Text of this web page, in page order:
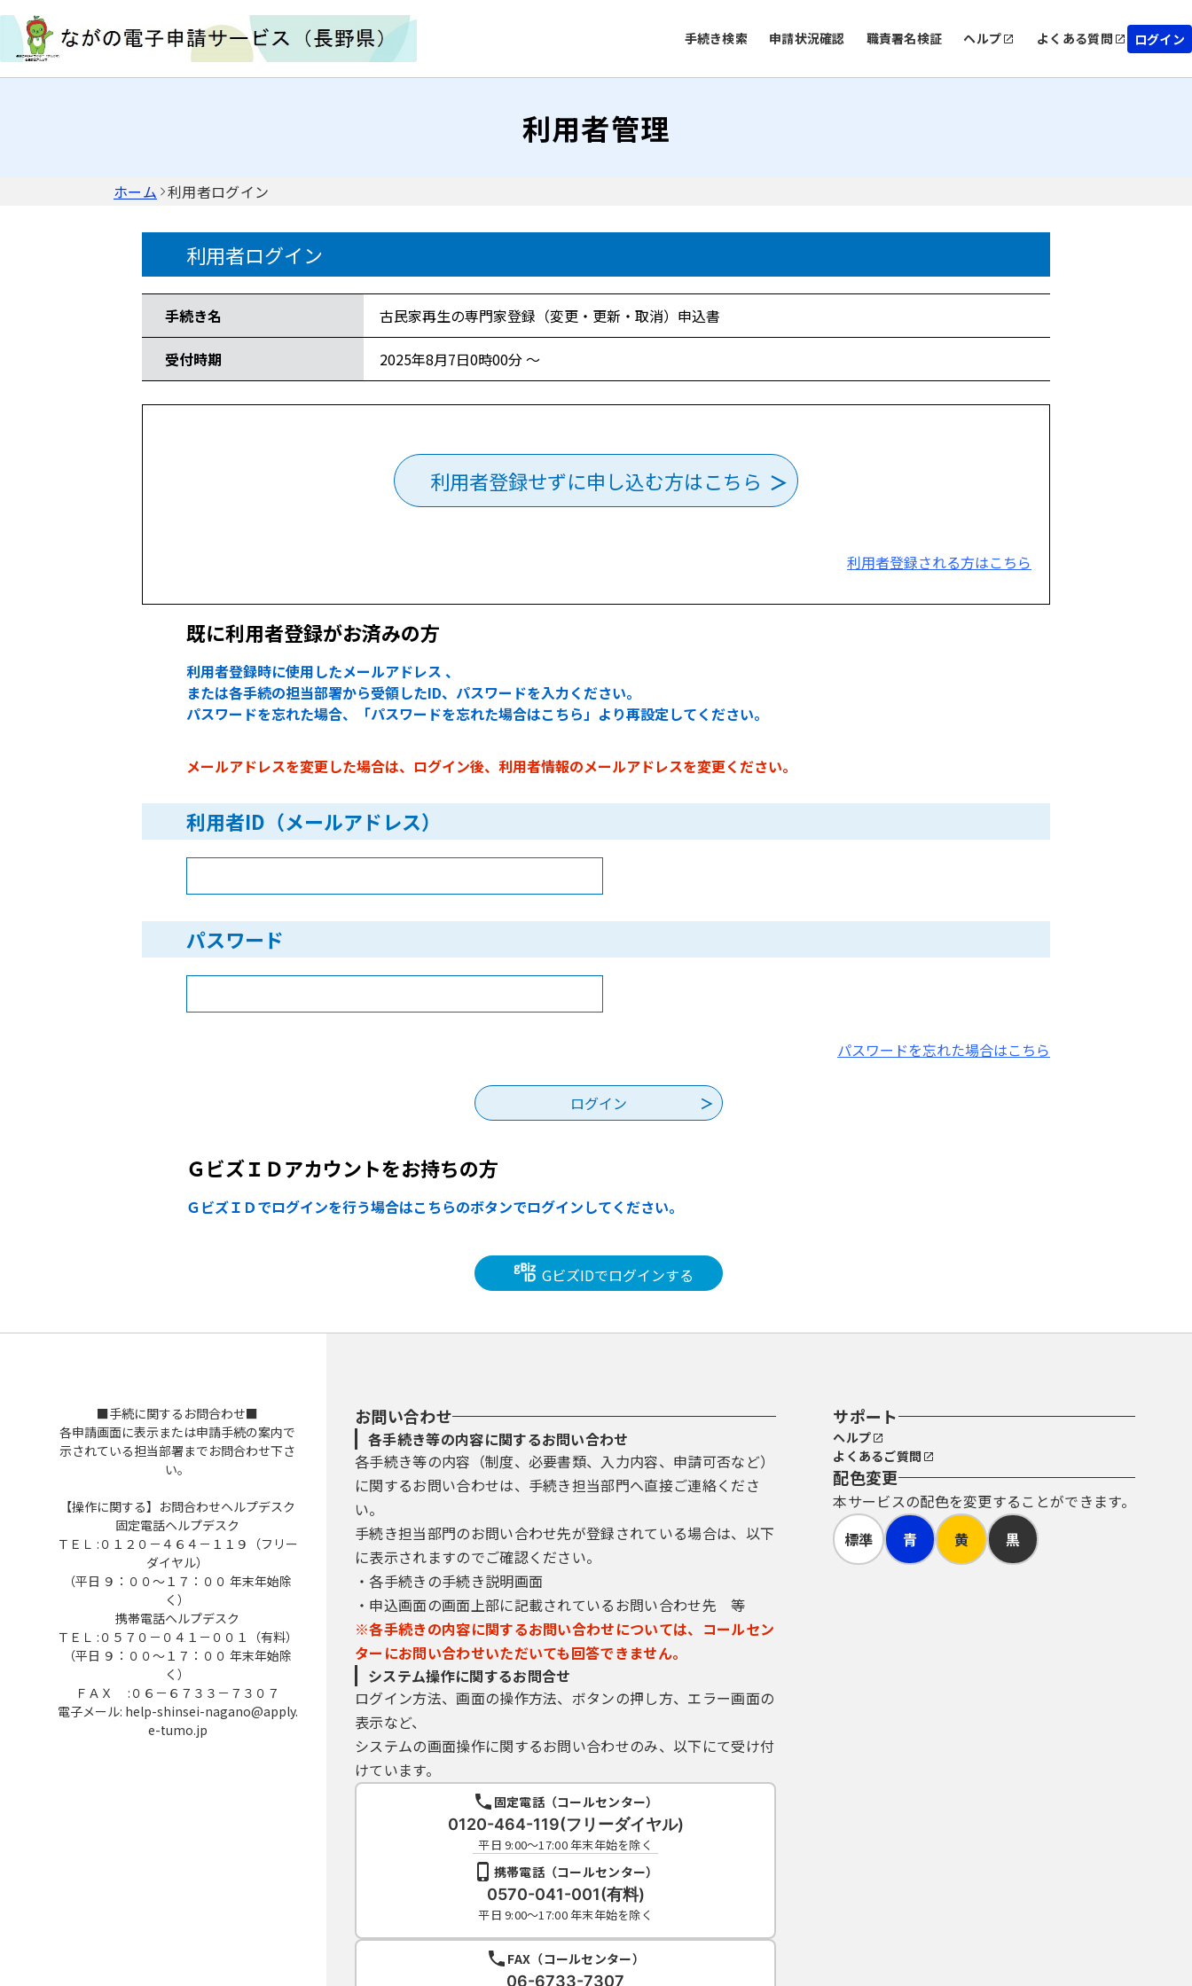
手続き検索 申請状況確認 職責署名検証 ヘルプ よくある質問 ログイン
利用者管理
ホーム 利用者ログイン
利用者ログイン
手続き名 古民家再生の専門家登録（変更・更新・取消）申込書
受付時期 2025年8月7日0時00分 ～
利用者登録せずに申し込む方はこちら
利用者登録される方はこちら
既に利用者登録がお済みの方
利用者登録時に使用したメールアドレス 、
または各手続の担当部署から受領したID、パスワードを入力ください。
パスワードを忘れた場合、「パスワードを忘れた場合はこちら」より再設定してください。
メールアドレスを変更した場合は、ログイン後、利用者情報のメールアドレスを変更ください。
利用者ID（メールアドレス）
パスワード
パスワードを忘れた場合はこちら
ＧビズＩＤアカウントをお持ちの方
ＧビズＩＤでログインを行う場合はこちらのボタンでログインしてください。
GビズIDでログインする
■手続に関するお問合わせ■
各申請画面に表示または申請手続の案内で
示されている担当部署までお問合わせ下さ
い。
【操作に関する】お問合わせヘルプデスク
固定電話ヘルプデスク
ＴＥＬ :０１２０－４６４－１１９（フリー
ダイヤル）
（平日 ９：００～１７：００ 年末年始除
く）
携帯電話ヘルプデスク
ＴＥＬ :０５７０－０４１－００１（有料）
（平日 ９：００～１７：００ 年末年始除
く）
ＦＡＸ :０６－６７３３－７３０７
電子メール: help-shinsei-nagano@apply.
e-tumo.jp
お問い合わせ
各手続き等の内容に関するお問い合わせ
各手続き等の内容（制度、必要書類、入力内容、申請可否など）
に関するお問い合わせは、手続き担当部門へ直接ご連絡くださ
い。
手続き担当部門のお問い合わせ先が登録されている場合は、以下
に表示されますのでご確認ください。
・各手続きの手続き説明画面
・申込画面の画面上部に記載されているお問い合わせ先 等
※各手続きの内容に関するお問い合わせについては、コールセン
ターにお問い合わせいただいても回答できません。
システム操作に関するお問合せ
ログイン方法、画面の操作方法、ボタンの押し方、エラー画面の
表示など、
システムの画面操作に関するお問い合わせのみ、以下にて受け付
けています。
固定電話（コールセンター）
0120-464-119(フリーダイヤル)
平日 9:00～17:00 年末年始を除く
携帯電話（コールセンター）
0570-041-001(有料)
平日 9:00～17:00 年末年始を除く
FAX（コールセンター）
06-6733-7307
サポート
ヘルプ
よくあるご質問
配色変更
本サービスの配色を変更することができます。
標準
青 黄 黒